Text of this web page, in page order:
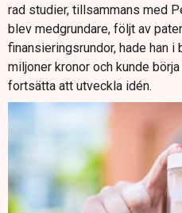
rad studier, tillsammans med
blev medgrundare, följt av
finansieringsrundor, hade han
miljoner kronor och kunde
fortsätta att utveckla idén.